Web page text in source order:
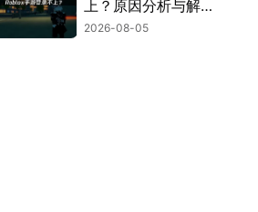
上？原因分析与解决
方案！
2026-08-05